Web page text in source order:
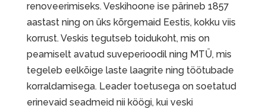
renoveerimiseks. Veskihoone ise pärineb 1857
aastast ning on üks kõrgemaid Eestis, kokku viis
korrust. Veskis tegutseb toidukoht, mis on
peamiselt avatud suveperioodil ning MTÜ, mis
tegeleb eelkõige laste laagrite ning töötubade
korraldamisega. Leader toetusega on soetatud
erinevaid seadmeid nii köögi, kui veski